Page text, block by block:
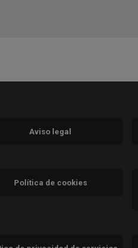
nueva)
ventana nueva)
nueva)
Aviso legal
Política de cookies